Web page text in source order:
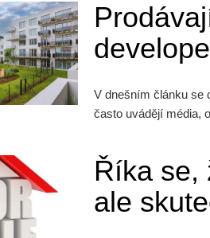
V dnešním článku se
často uvádějí média,
Říka se,
ale